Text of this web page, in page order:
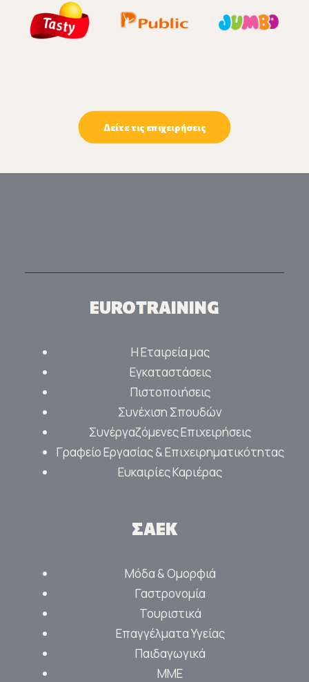
Δείτε τις επιχειρήσεις
EUROTRAINING
Η Εταιρεία μας
Εγκαταστάσεις
Πιστοποιήσεις
Συνέχιση Σπουδών
Συνέργαζόμενες Επιχειρήσεις
Γραφείο Εργασίας & Επιχειρηματικότητας
Ευκαιρίες Καριέρας
ΣΑΕΚ
Μόδα & Ομορφιά
Γαστρονομία
Τουριστικά
Επαγγέλματα Υγείας
Παιδαγωγικά
ΜΜΕ